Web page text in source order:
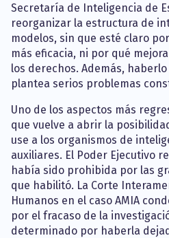
Secretaría de Inteligencia de
reorganizar la estructura de
modelos, sin que esté claro
más eficacia, ni por qué
los derechos. Además,
plantea serios problemas
Uno de los aspectos más
que vuelve a abrir la
use a los organismos de
auxiliares. El Poder Ejecutivo
había sido prohibida por las
que habilitó. La Corte
Humanos en el caso AMIA
por el fracaso de la
determinado por haberla